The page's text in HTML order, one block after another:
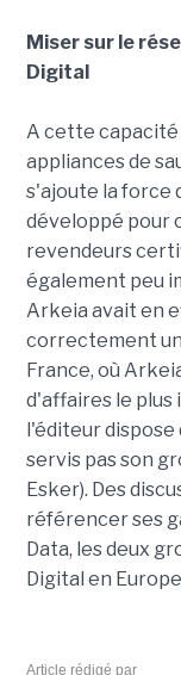
Miser sur le
Digital
A cette capacité
appliances de
s'ajoute la force
développé pour
revendeurs
également peu
Arkeia avait en
correctement
France, où
d'affaires le plus
l'éditeur
servis pas son
Esker). Des
référencer ses
Data, les deux
Digital en
Article rédigé par